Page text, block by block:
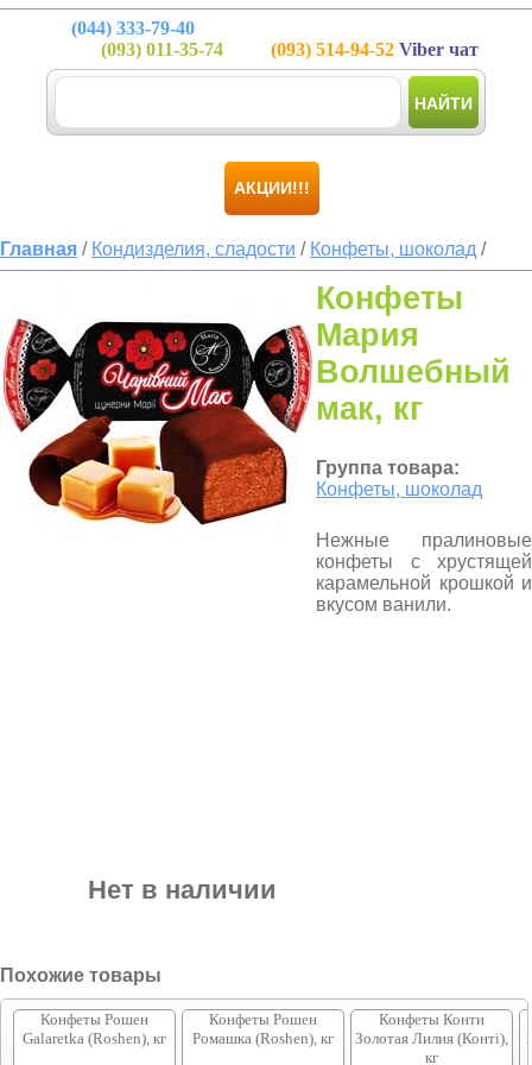
(044) 333-79-40
(093) 011-35-74 (093) 514-94-52 Viber чат
НАЙТИ
АКЦИИ!!!
Главная / Кондизделия, сладости / Конфеты, шоколад /
Конфеты
Мария
Волшебный
мак, кг
Группа товара:
Конфеты, шоколад
Нежные пралиновые
конфеты с хрустящей
карамельной крошкой и
вкусом ванили.
Нет в наличии
Похожие товары
Конфеты Рошен
Galaretka (Roshen), кг
Конфеты Рошен
Ромашка (Roshen), кг
Конфеты Конти
Золотая Лилия (Конті),
кг